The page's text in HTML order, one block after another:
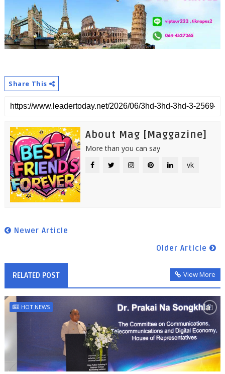
Share This
About Mag [Maggazine]
More than you can say
vk
Newer Article
Older Article
RELATED POST View More
HOT NEWS